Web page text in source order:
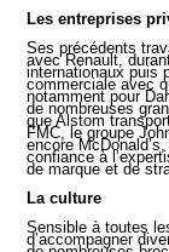
Les entreprises
Ses précédents
avec Renault,
internationaux puis
commerciale avec
notamment pour
de nombreuses
que Alstom
FMC, le groupe
encore
confiance à
de marque et de
La culture
Sensible à toutes
d’accompagner